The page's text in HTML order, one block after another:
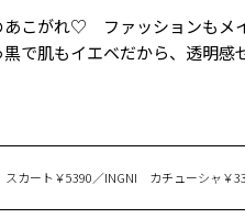
あこがれ♡ ファッションもメ
黒で肌もイエベだから、透明
カート￥5390／INGNI カチューシャ￥